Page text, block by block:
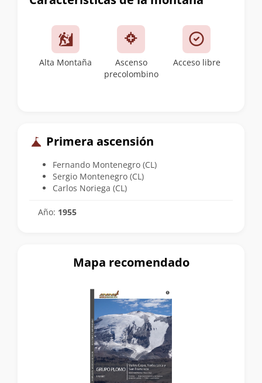
Alta Montaña
Ascenso
precolombino
Acceso libre
Primera ascensión
Fernando Montenegro (CL)
Sergio Montenegro (CL)
Carlos Noriega (CL)
Año: 1955
Mapa recomendado